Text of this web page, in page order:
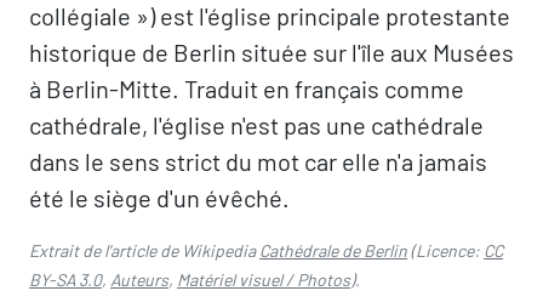
collégiale ») est l'église principale protestante
historique de Berlin située sur l'île aux Musées
à Berlin-Mitte. Traduit en français comme
cathédrale, l'église n'est pas une cathédrale
dans le sens strict du mot car elle n'a jamais
été le siège d'un évêché.
Extrait de l'article de WikipediaCathédrale de Berlin(Licence: CC
BY-SA 3.0, Auteurs, Matériel visuel / Photos).